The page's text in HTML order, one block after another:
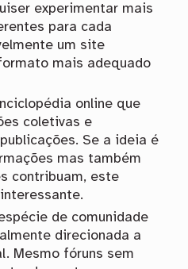
experimentar mais
para cada
um site
mais adequado
online que
coletivas e
Se a ideia é
mas também
contribuam, este
de comunidade
direcionada a
Mesmo fóruns sem